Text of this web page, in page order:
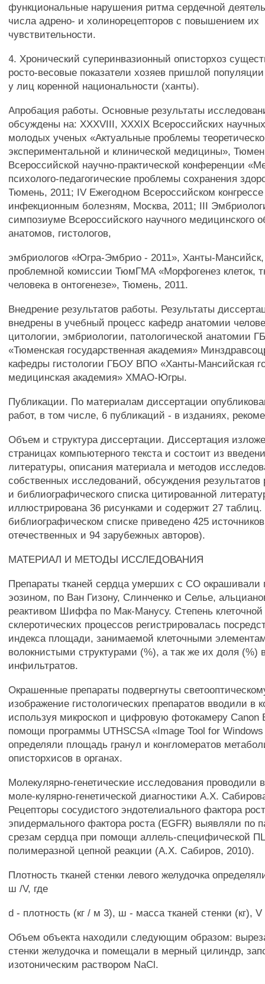
функциональные нарушения ритма сердечной
числа адрено- и холинорецепторов с повышением их
чувствительности.
4. Хронический суперинвазионный описторхоз
росто-весовые показатели хозяев пришлой
у лиц коренной национальности (ханты).
Апробация работы. Основные результаты
обсуждены на: XXXVIII, XXXIX Всероссийских
молодых ученых «Актуальные проблемы
экспериментальной и клинической медицины»,
Всероссийской научно-практической конференции
психолого-педагогические проблемы сохранения
Тюмень, 2011; IV Ежегодном Всероссийском
инфекционным болезням, Москва, 2011; III
симпозиуме Всероссийского научного медицинского
анатомов, гистологов,
эмбриологов «Югра-Эмбрио - 2011», Ханты-Мансийск,
проблемной комиссии ТюмГМА «Морфогенез клеток,
человека в онтогенезе», Тюмень, 2011.
Внедрение результатов работы. Результаты
внедрены в учебный процесс кафедр анатомии
цитологии, эмбриологии, патологической анатомии
«Тюменская государственная академия»
кафедры гистологии ГБОУ ВПО «Ханты-Мансийская
медицинская академия» ХМАО-Югры.
Публикации. По материалам диссертации
работ, в том числе, 6 публикаций - в изданиях,
Объем и структура диссертации. Диссертация
страницах компьютерного текста и состоит из
литературы, описания материала и методов
собственных исследований, обсуждения
и библиографического списка цитированной
иллюстрирована 36 рисунками и содержит 27
библиографическом списке приведено 425
отечественных и 94 зарубежных авторов).
МАТЕРИАЛ И МЕТОДЫ ИССЛЕДОВАНИЯ
Препараты тканей сердца умерших с СО окрашивали
эозином, по Ван Гизону, Слинченко и Селье,
реактивом Шиффа по Мак-Манусу. Степень
склеротических процессов регистрировалась
индекса площади, занимаемой клеточными
волокнистыми структурами (%), а так же их доля (%)
инфильтратов.
Окрашенные препараты подвергнуты
изображение гистологических препаратов вводили в
используя микроскоп и цифровую фотокамеру Canon
помощи программы UTHSCSA «Image Tool for
определяли площадь гранул и конгломератов
описторхисов в органах.
Молекулярно-генетические исследования
моле-кулярно-генетической диагностики А.Х.
Рецепторы сосудистого эндотелиального фактора
эпидермального фактора роста (EGFR) выявляли по
срезам сердца при помощи аллель-специфической
полимеразной цепной реакции (А.Х. Сабиров, 2010).
Плотность тканей стенки левого желудочка
ш /V, где
d - плотность (кг / м 3), ш - масса тканей стенки (кг),
Объем объекта находили следующим образом:
стенки желудочка и помещали в мерный цилиндр,
изотоническим раствором NaCl.